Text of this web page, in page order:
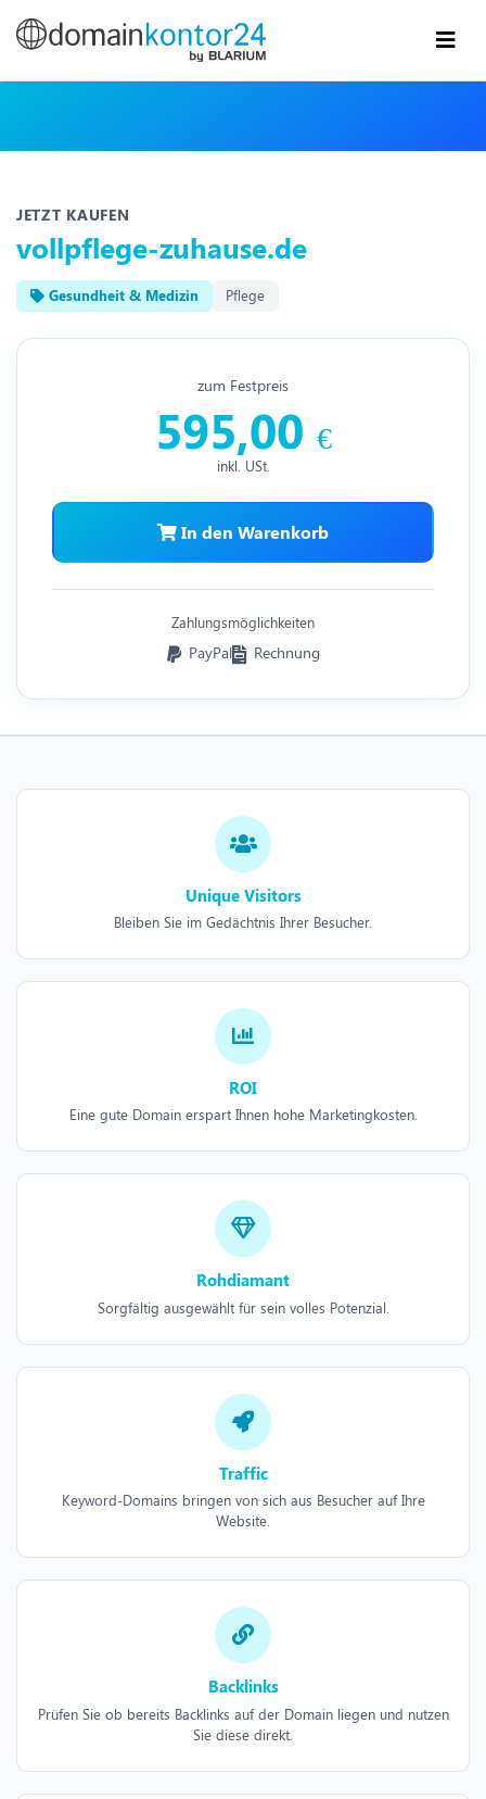
JETZT KAUFEN
vollpflege-zuhause.de
Gesundheit & Medizin Pflege
zum Festpreis
595,00 €
inkl. USt.
In den Warenkorb
Zahlungsmöglichkeiten
PayPal Rechnung
Unique Visitors
Bleiben Sie im Gedächtnis Ihrer Besucher.
ROI
Eine gute Domain erspart Ihnen hohe Marketingkosten.
Rohdiamant
Sorgfältig ausgewählt für sein volles Potenzial.
Traffic
Keyword-Domains bringen von sich aus Besucher auf Ihre
Website.
Backlinks
Prüfen Sie ob bereits Backlinks auf der Domain liegen und nutzen
Sie diese direkt.